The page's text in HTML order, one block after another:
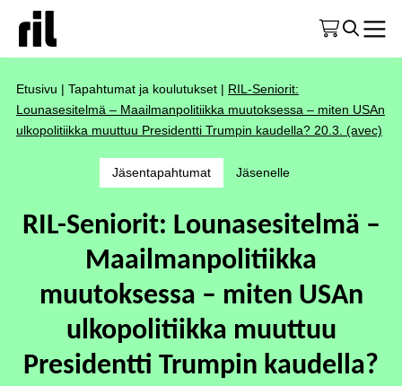
Etusivu | Tapahtumat ja koulutukset | RIL-Seniorit:
Lounasesitelmä – Maailmanpolitiikka muutoksessa – miten USAn
ulkopolitiikka muuttuu Presidentti Trumpin kaudella? 20.3. (avec)
Jäsentapahtumat Jäsenelle
RIL-Seniorit: Lounasesitelmä –
Maailmanpolitiikka
muutoksessa – miten USAn
ulkopolitiikka muuttuu
Presidentti Trumpin kaudella?